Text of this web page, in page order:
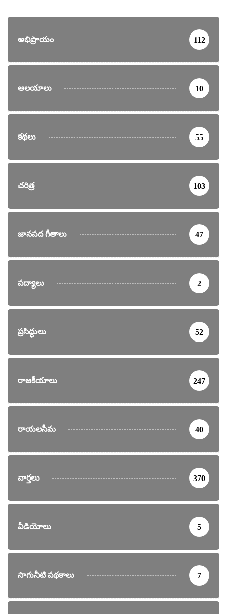
అభిప్రాయం 112
ఆలయాలు 10
కథలు 55
చరిత్ర 103
జానపద గీతాలు 47
పద్యాలు 2
ప్రసిద్ధులు 52
రాజకీయాలు 247
రాయలసీమ 40
వార్తలు 370
వీడియోలు 5
సాగునీటి పథకాలు 7